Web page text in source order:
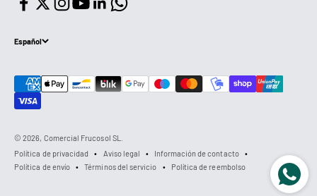
Español
© 2026, Comercial Frucosol SL.
Política de privacidad
Aviso legal
Información de contacto
Política de envío
Términos del servicio Política de reembolso